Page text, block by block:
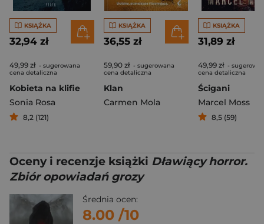
KSIĄŻKA
32,94 zł
49,99 zł - sugerowana
cena detaliczna
Kobieta na klifie
Sonia Rosa
8,2 (121)
KSIĄŻKA
36,55 zł
59,90 zł - sugerowana
cena detaliczna
Klan
Carmen Mola
KSIĄŻKA
31,89 zł
49,99 zł -
cena detaliczna
Ścigani
Marcel Moss
8,5 (59)
Oceny i recenzje książki Dławiący horror.
Zbiór opowiadań grozy
Średnia ocen:
8.00 /10